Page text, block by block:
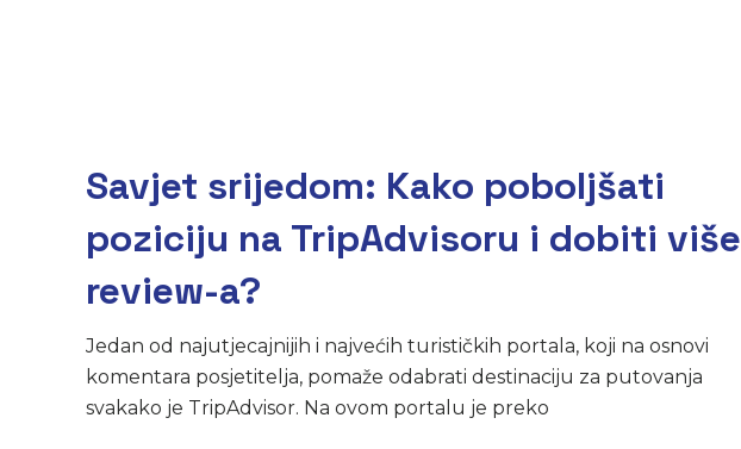
Savjet srijedom: Kako poboljšati
poziciju na TripAdvisoru i dobiti više
review-a?
Jedan od najutjecajnijih i najvećih turističkih portala, koji na osnovi
komentara posjetitelja, pomaže odabrati destinaciju za putovanja
svakako je TripAdvisor. Na ovom portalu je preko